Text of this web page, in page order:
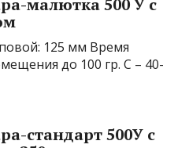
малютка 500 У с
125 мм Время
до 100 гр. С – 40-
стандарт 500У с